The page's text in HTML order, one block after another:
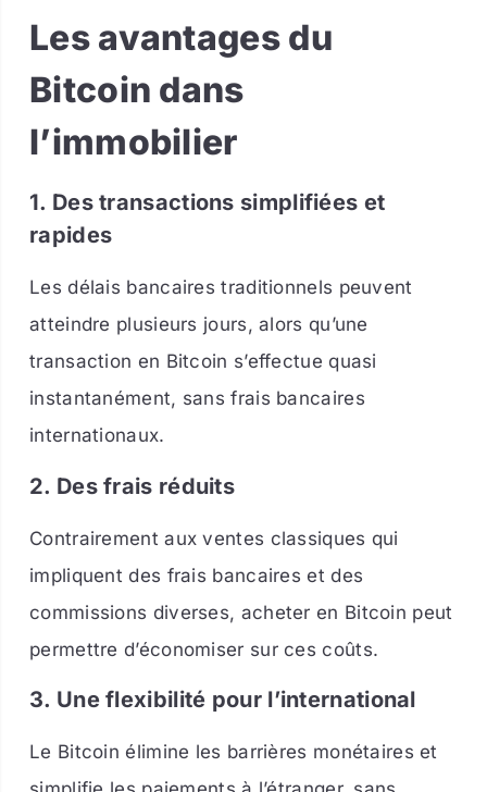
Les avantages du
Bitcoin dans
l’immobilier
1. Des transactions simplifiées et
rapides
Les délais bancaires traditionnels peuvent
atteindre plusieurs jours, alors qu’une
transaction en Bitcoin s’effectue quasi
instantanément, sans frais bancaires
internationaux.
2. Des frais réduits
Contrairement aux ventes classiques qui
impliquent des frais bancaires et des
commissions diverses, acheter en Bitcoin peut
permettre d’économiser sur ces coûts.
3. Une flexibilité pour l’international
Le Bitcoin élimine les barrières monétaires et